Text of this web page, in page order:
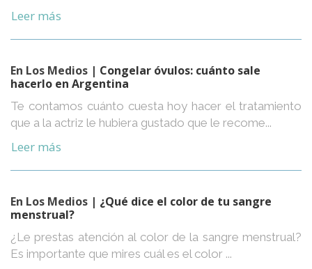
Leer más
En Los Medios | Congelar óvulos: cuánto sale
hacerlo en Argentina
Te contamos cuánto cuesta hoy hacer el tratamiento
que a la actriz le hubiera gustado que le recome...
Leer más
En Los Medios | ¿Qué dice el color de tu sangre
menstrual?
¿Le prestas atención al color de la sangre menstrual?
Es importante que mires cuál es el color ...